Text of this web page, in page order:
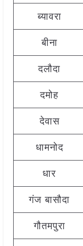
ब्यावरा
बीना
दलौदा
दमोह
देवास
धामनोद
धार
गंज बासौदा
गौतमपुरा